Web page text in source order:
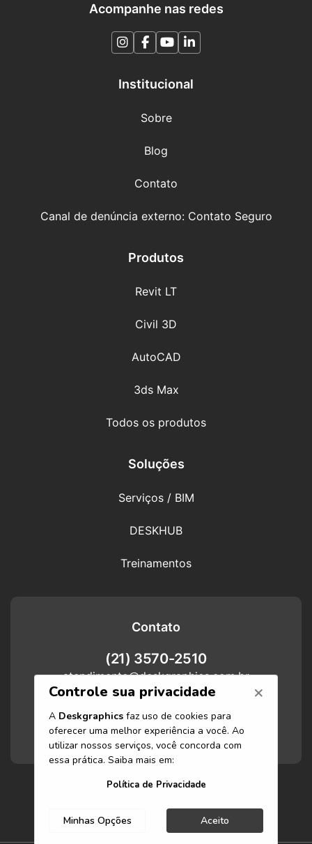
Acompanhe nas redes
Institucional
Sobre
Blog
Contato
Canal de denúncia externo: Contato Seguro
Produtos
Revit LT
Civil 3D
AutoCAD
3ds Max
Todos os produtos
Soluções
Serviços / BIM
DESKHUB
Treinamentos
Contato
(21) 3570-2510
atendimento@deskgraphics.com.br
Atendimento
Funcionamos de segunda-feira a
sexta-feira das 8h às 17h.